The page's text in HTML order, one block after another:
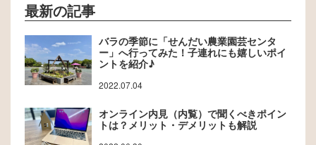
最新の記事
バラの季節に「せんだい農業園芸センタ
ー」へ行ってみた！子連れにも嬉しいポイ
ントを紹介♪
2022.07.04
オンライン内見（内覧）で聞くべきポイン
トは？メリット・デメリットも解説